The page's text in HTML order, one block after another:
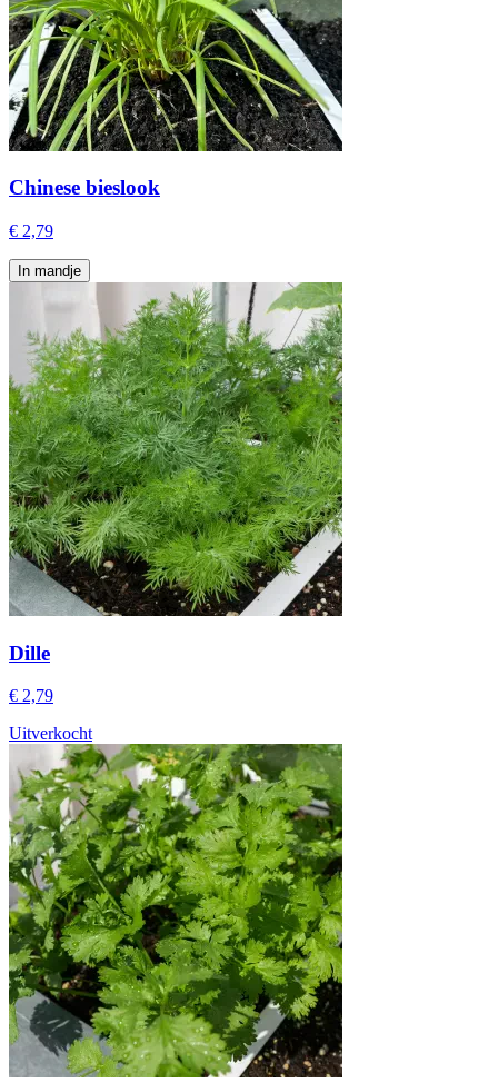
Chinese bieslook
€ 2,79
In mandje
Dille
€ 2,79
Uitverkocht